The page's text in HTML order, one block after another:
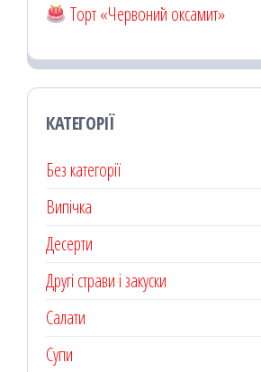
Торт «Червоний оксамит»
КАТЕГОРІЇ
Без категорії
Випічка
Десерти
Другі страви і закуски
Салати
Супи